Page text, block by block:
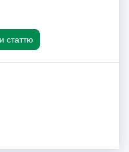
статтю